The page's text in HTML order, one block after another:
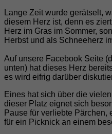
Lange Zeit wurde gerätselt,
diesem Herz ist, denn es
Herz im Gras im Sommer,
Herbst und als Schneeherz
Auf unsere Facebook Seite
unten) hat dieses Herz
es wird eifrig darüber
Eines hat sich über die
dieser Platz eignet sich
Pause für verliebte Pärchen,
für ein Picknick an einem